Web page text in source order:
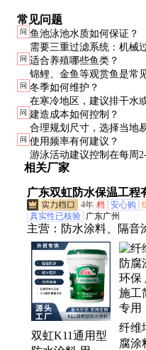
常见问题
问 鱼池泳池水质如何保证？
需要三重过滤系统：机械
物，UV杀菌控制藻类。定
(<0.5mg/L)等参数也很重
问 适合养殖哪些鱼类？
锦鲤、金鱼等观赏鱼是常
适中。避免选择攻击性强
问 冬季如何维护？
在寒冷地区，建议排干水
或覆盖保温膜，鱼群需要
问 建造成本如何控制？
合理规划尺寸，选择当地
滤系统建议预留20%余量
问 使用频率有何建议？
游泳活动建议控制在每周
每次使用后应补充新水5-
相关厂家
广东双虹防水保温工程
4年 档 安心购
真实性已核验 广东广州
主营： 防水涂料、隔音
双虹K11通用型
纤维
腐涂